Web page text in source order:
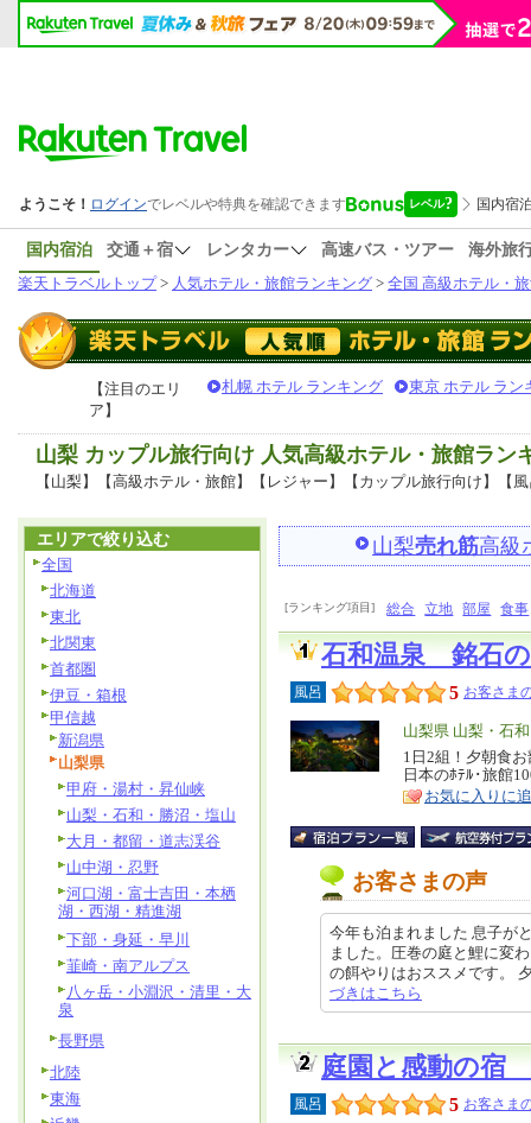
国内宿泊 交通＋宿 レンタカー 高速バス・ツアー
海外旅
楽天トラベルトップ> 人気ホテル・旅館ランキング > 全国 高級ホテル・
【注目のエリ
ア】
札幌 ホテル ランキング 東京 ホテル ラン
山梨 カップル旅行向け 人気高級ホテル・旅館ラン
【山梨】【高級ホテル・旅館】【レジャー】【カップル旅行向け】【
山梨売れ筋高級
[ランキング項目] 総合 立地 部屋 食事
石和温泉 銘石
風呂 5 お客さま
エ
リ
ア
山梨県 山梨・石
特
徴
1日2組！夕朝食
日本のﾎﾃﾙ･旅館
お気に入りに
お客さまの声
今年も泊まれました 息子が
ました。圧巻の庭と鯉に変
の餌やりはおススメです。
づきはこちら
庭園と感動の宿
風呂 5 お客さま
エリアで絞り込む
全国
北海道
東北
北関東
首都圏
伊豆・箱根
甲信越
新潟県
山梨県
甲府・湯村・昇仙峡
山梨・石和・勝沼・塩山
大月・都留・道志渓谷
山中湖・忍野
河口湖・富士吉田・本栖
湖・西湖・精進湖
下部・身延・早川
韮崎・南アルプス
八ヶ岳・小淵沢・清里・大
泉
長野県
北陸
東海